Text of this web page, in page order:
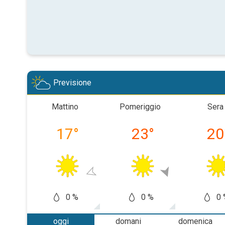
Previsione
Mattino
17°
0 %
Pomeriggio
23°
0 %
Sera
20
0
oggi
domani
domenica